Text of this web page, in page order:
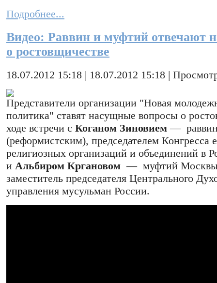
Подробнее...
Видео: Раввин и муфтий отвечают
о ростовщичестве
18.07.2012 15:18 | 18.07.2012 15:18 |
Представители организации "Новая
политика" ставят насущные вопросы о
ходе встречи с Коганом Зиновием —
(реформистским), председателем Конгресса
религиозных организаций и объединений в
и Альбиром Кргановом — муфтий
заместитель председателя Центрального
управления мусульман России.